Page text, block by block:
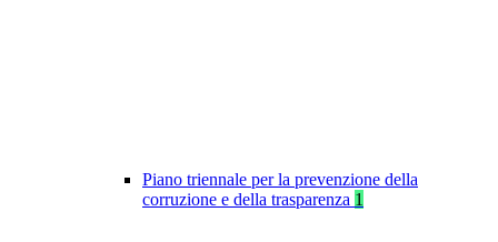
Piano triennale per la prevenzione della
corruzione e della trasparenza 1